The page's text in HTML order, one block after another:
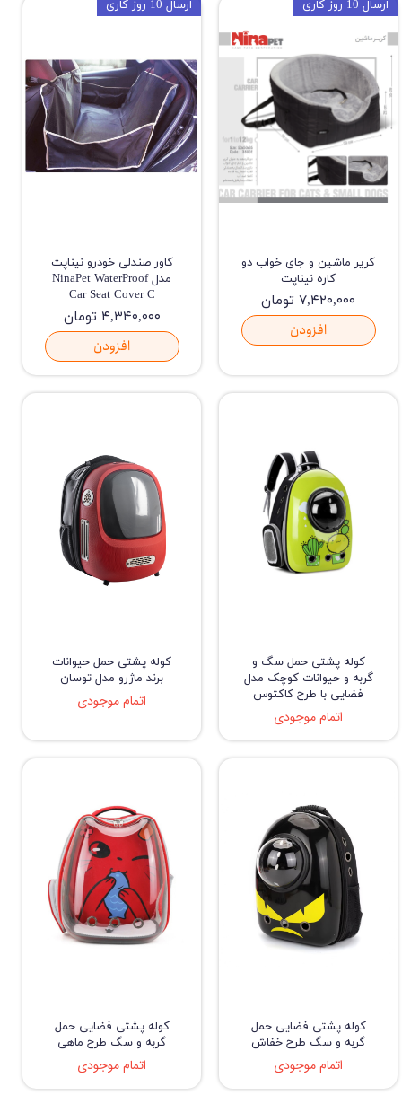
کریر ماشین و جای خواب دو
کاره نیناپت
۷,۴۲۰,۰۰۰ تومان
افزودن
ارسال 10 روز کاری
کاور صندلی خودرو نیناپت
مدل NinaPet WaterProof
Car Seat Cover C
۴,۳۴۰,۰۰۰ تومان
افزودن
ارسال 10 روز کاری
کوله پشتی حمل سگ و
گربه و حیوانات کوچک مدل
فضایی با طرح کاکتوس
اتمام موجودی
کوله پشتی حمل حیوانات
برند ماژرو مدل توسان
اتمام موجودی
کوله پشتی فضایی حمل
گربه و سگ طرح خفاش
اتمام موجودی
کوله پشتی فضایی حمل
گربه و سگ طرح ماهی
اتمام موجودی